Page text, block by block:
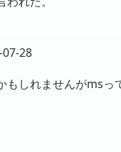
28
もしれませんがmsっ